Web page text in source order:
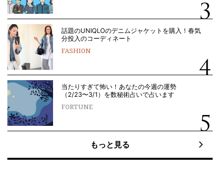
話題のUNIQLOのデニムジャケットを購入！春気
分投入のコーディネート
FASHION
当たりすぎて怖い！あなたの今週の運勢
（2/23〜3/1）を数秘術占いで占います
FORTUNE
もっと見る